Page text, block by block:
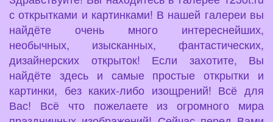
с открытками и картинками! В нашей галереи вы
найдёте очень много интереснейших,
необычных, изысканных, фантастических,
дизайнерских открыток! Если захотите, Вы
найдёте здесь и самые простые открытки и
картинки, без каких-либо изощрений! Всё для
Вас! Всё что пожелаете из огромного мира